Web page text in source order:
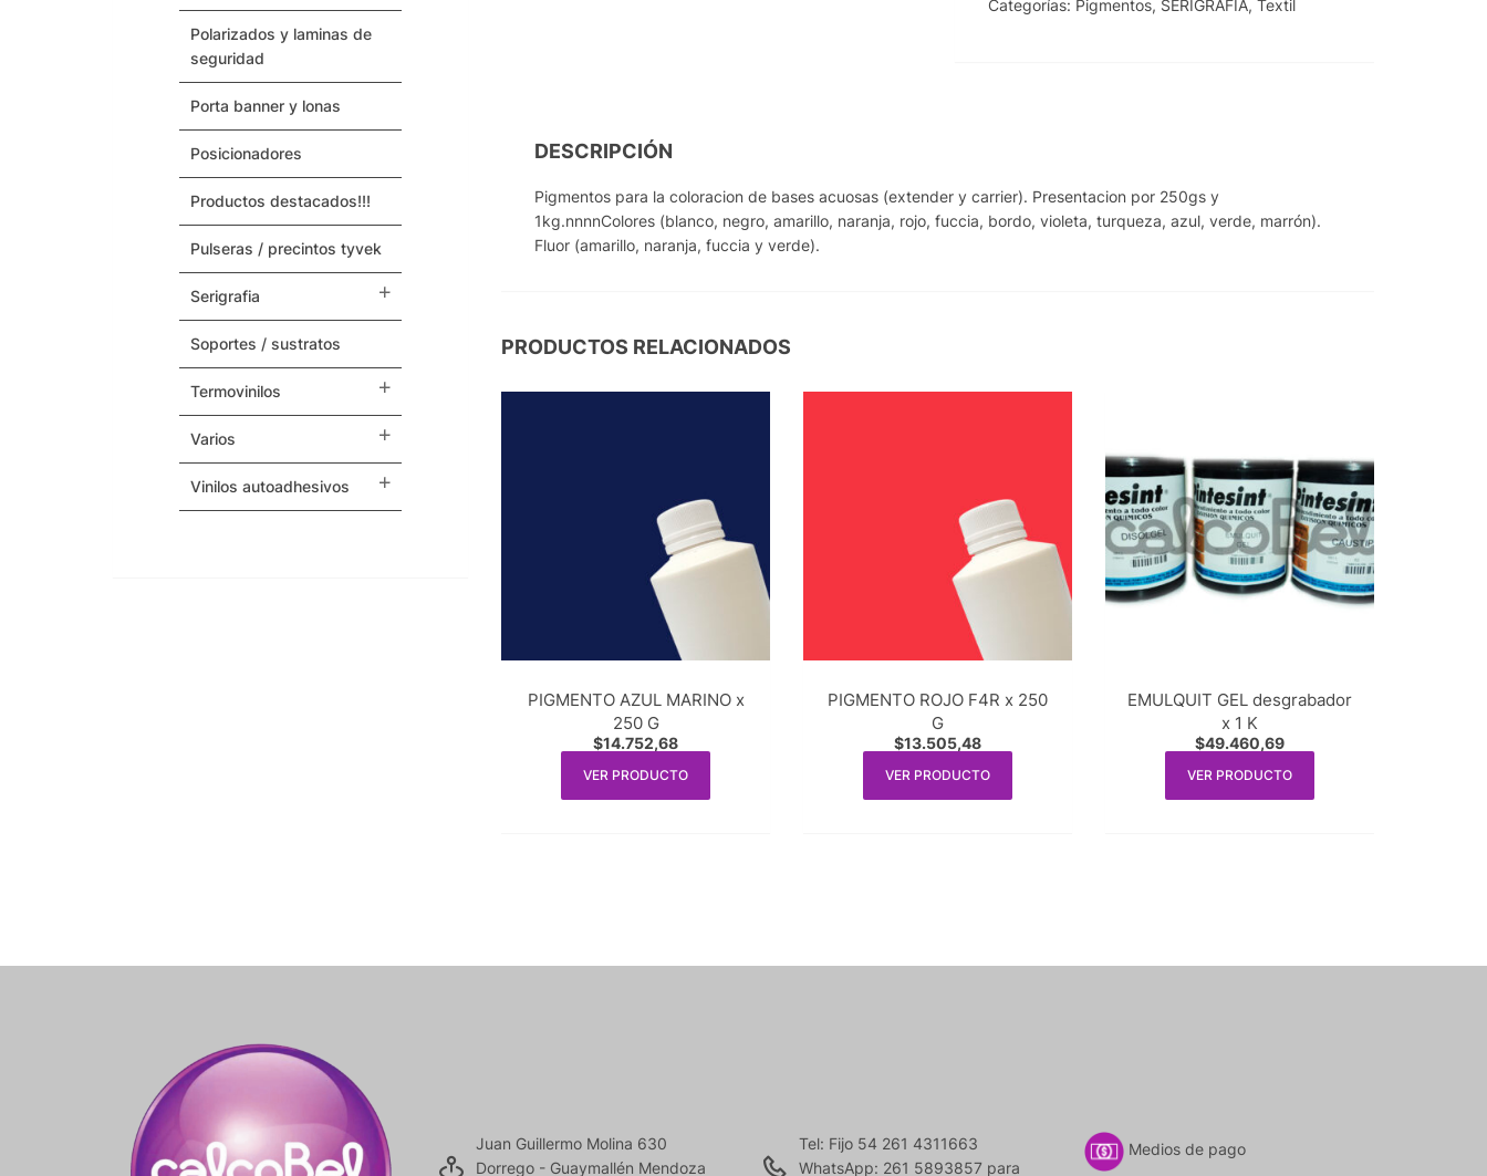
Laminas Inmantadas
Soporte / Sustratos
Serigrafia
Maquinas y Repuestos
Categorías: Pigmentos, SERIGRAFIA,Textil
DESCRIPCIÓN
Pigmentos para la coloracion de bases acuosas (extender y carrier). Presentacion por 250gs y
1kg.nnnnColores (blanco, negro, amarillo, naranja, rojo, fuccia, bordo, violeta, turqueza, azul, verde, marrón).
Fluor (amarillo, naranja, fuccia y verde).
PRODUCTOS RELACIONADOS
PIGMENTO AZUL MARINO x
250 G
$14.752,68
VER PRODUCTO
PIGMENTO ROJO F4R x 250
G
$13.505,48
VER PRODUCTO
EMULQUIT GEL desgrabador
x 1 K
$49.460,69
VER PRODUCTO
polarizados y laminas de
seguridad
porta banner y lonas
posicionadores
productos destacados!!!
pulseras / precintos tyvek
serigrafia
soportes / sustratos
termovinilos
varios
vinilos autoadhesivos
Juan Guillermo Molina 630
Dorrego - Guaymallén Mendoza
Tel: Fijo 54 261 4311663
WhatsApp: 261 5893857 para
Medios de pago